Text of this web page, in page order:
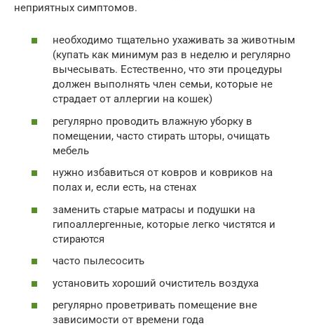
неприятных симптомов.
необходимо тщательно ухаживать за животным
(купать как минимум раз в неделю и регулярно
вычесывать. Естественно, что эти процедуры
должен выполнять член семьи, которые не
страдает от аллергии на кошек)
регулярно проводить влажную уборку в
помещении, часто стирать шторы, очищать
мебель
нужно избавиться от ковров и ковриков на
полах и, если есть, на стенах
заменить старые матрасы и подушки на
гипоаллергенные, которые легко чистятся и
стираются
часто пылесосить
установить хороший очиститель воздуха
регулярно проветривать помещение вне
зависимости от времени года